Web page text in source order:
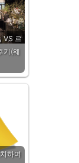
VS 르
기(웨
하여